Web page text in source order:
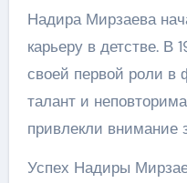
Надира Мирзаева
карьеру в детстве. В
своей первой роли в
талант и
привлекли внимание
Успех Надиры